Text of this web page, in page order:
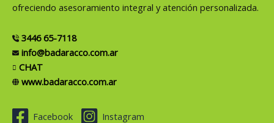
ofreciendo asesoramiento integral y atención personalizada.
3446 65-7118
info@badaracco.com.ar
CHAT
www.badaracco.com.ar
Facebook Instagram